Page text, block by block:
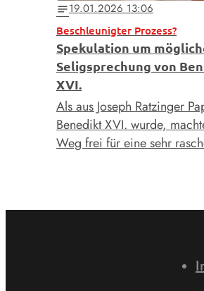
notes19.01.2026 13:06
Beschleunigter Prozess?
Spekulation um
Seligsprechung von
XVI.
Als aus Joseph Ratzinger
Benedikt XVI. wurde,
Weg frei für eine sehr